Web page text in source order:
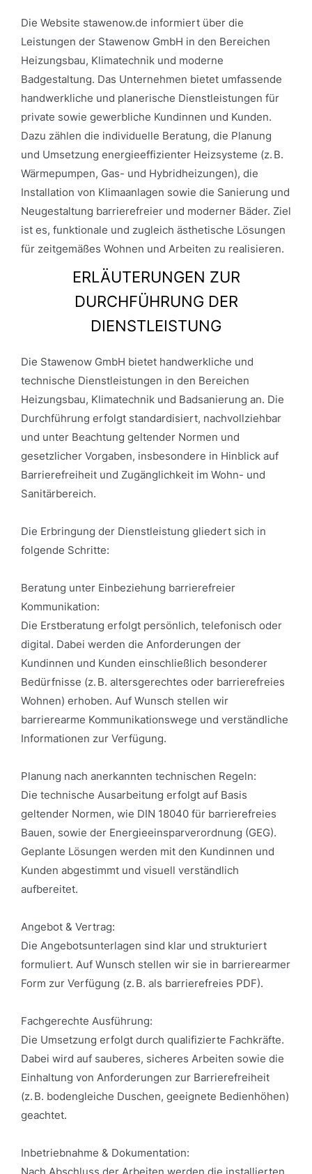
Die Website stawenow.de informiert über die
Leistungen der Stawenow GmbH in den Bereichen
Heizungsbau, Klimatechnik und moderne
Badgestaltung. Das Unternehmen bietet umfassende
handwerkliche und planerische Dienstleistungen für
private sowie gewerbliche Kundinnen und Kunden.
Dazu zählen die individuelle Beratung, die Planung
und Umsetzung energieeffizienter Heizsysteme (z. B.
Wärmepumpen, Gas- und Hybridheizungen), die
Installation von Klimaanlagen sowie die Sanierung und
Neugestaltung barrierefreier und moderner Bäder. Ziel
ist es, funktionale und zugleich ästhetische Lösungen
für zeitgemäßes Wohnen und Arbeiten zu realisieren.
ERLÄUTERUNGEN ZUR
DURCHFÜHRUNG DER
DIENSTLEISTUNG
Die Stawenow GmbH bietet handwerkliche und
technische Dienstleistungen in den Bereichen
Heizungsbau, Klimatechnik und Badsanierung an. Die
Durchführung erfolgt standardisiert, nachvollziehbar
und unter Beachtung geltender Normen und
gesetzlicher Vorgaben, insbesondere in Hinblick auf
Barrierefreiheit und Zugänglichkeit im Wohn- und
Sanitärbereich.
Die Erbringung der Dienstleistung gliedert sich in
folgende Schritte:
Beratung unter Einbeziehung barrierefreier
Kommunikation:
Die Erstberatung erfolgt persönlich, telefonisch oder
digital. Dabei werden die Anforderungen der
Kundinnen und Kunden einschließlich besonderer
Bedürfnisse (z. B. altersgerechtes oder barrierefreies
Wohnen) erhoben. Auf Wunsch stellen wir
barrierearme Kommunikationswege und verständliche
Informationen zur Verfügung.
Planung nach anerkannten technischen Regeln:
Die technische Ausarbeitung erfolgt auf Basis
geltender Normen, wie DIN 18040 für barrierefreies
Bauen, sowie der Energieeinsparverordnung (GEG).
Geplante Lösungen werden mit den Kundinnen und
Kunden abgestimmt und visuell verständlich
aufbereitet.
Angebot & Vertrag:
Die Angebotsunterlagen sind klar und strukturiert
formuliert. Auf Wunsch stellen wir sie in barrierearmer
Form zur Verfügung (z. B. als barrierefreies PDF).
Fachgerechte Ausführung:
Die Umsetzung erfolgt durch qualifizierte Fachkräfte.
Dabei wird auf sauberes, sicheres Arbeiten sowie die
Einhaltung von Anforderungen zur Barrierefreiheit
(z. B. bodengleiche Duschen, geeignete Bedienhöhen)
geachtet.
Inbetriebnahme & Dokumentation: